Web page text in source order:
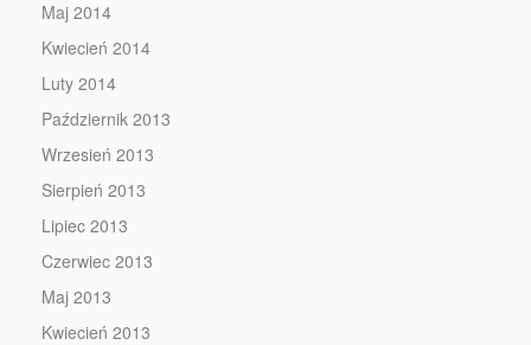
Maj 2014
Kwiecień 2014
Luty 2014
Październik 2013
Wrzesień 2013
Sierpień 2013
Lipiec 2013
Czerwiec 2013
Maj 2013
Kwiecień 2013